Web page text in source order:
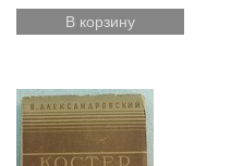
В корзину